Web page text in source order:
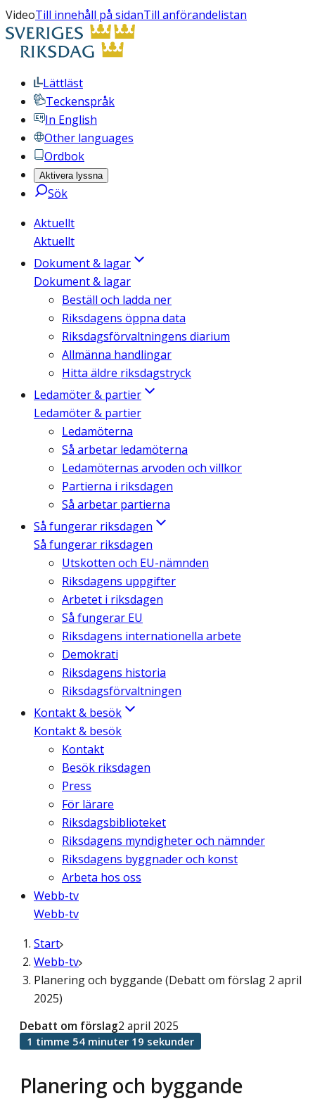
VideoTill innehåll på sidanTill anförandelistan
Lättläst
Teckenspråk
In English
Other languages
Ordbok
Aktivera lyssna
Sök
Aktuellt
Aktuellt
Dokument & lagar
Dokument & lagar
Beställ och ladda ner
Riksdagens öppna data
Riksdagsförvaltningens diarium
Allmänna handlingar
Hitta äldre riksdagstryck
Ledamöter & partier
Ledamöter & partier
Ledamöterna
Så arbetar ledamöterna
Ledamöternas arvoden och villkor
Partierna i riksdagen
Så arbetar partierna
Så fungerar riksdagen
Så fungerar riksdagen
Utskotten och EU-nämnden
Riksdagens uppgifter
Arbetet i riksdagen
Så fungerar EU
Riksdagens internationella arbete
Demokrati
Riksdagens historia
Riksdagsförvaltningen
Kontakt & besök
Kontakt & besök
Kontakt
Besök riksdagen
Press
För lärare
Riksdagsbiblioteket
Riksdagens myndigheter och nämnder
Riksdagens byggnader och konst
Arbeta hos oss
Webb-tv
Webb-tv
Start
Webb-tv
Planering och byggande (Debatt om förslag 2 april
2025)
Planering och byggande
Debatt om förslag2 april 2025
1 timme 54 minuter 19 sekunder